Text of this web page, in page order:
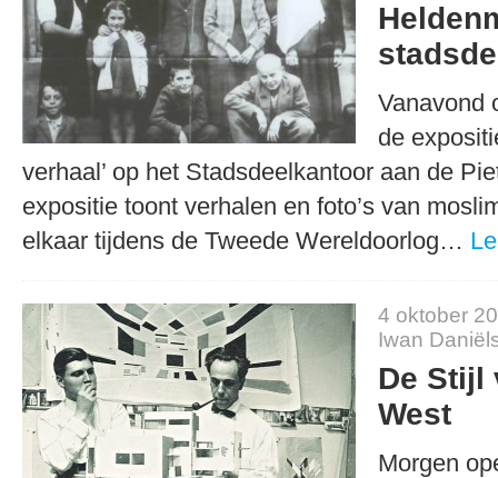
Vanavond
de
verhaal’ op het Stadsdeelkantoor aan de
expositie toont verhalen en foto’s van
elkaar tijdens de Tweede Wereldoorlog…
4 oktober
Iwan
De Stijl
West
Morgen